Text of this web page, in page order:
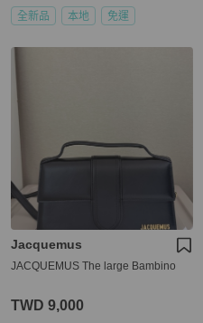
全新品 本地 免運
Jacquemus
JACQUEMUS The large Bambino
TWD 9,000